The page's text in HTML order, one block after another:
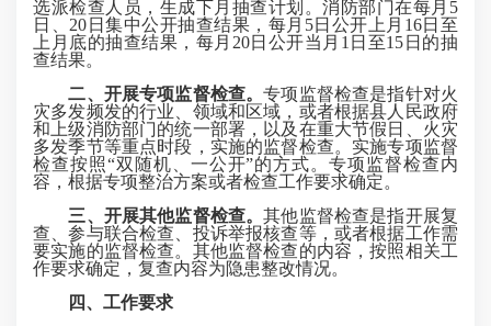
选派检查人员，生成下月抽查计划。消防部门在每月5
日、20日集中公开抽查结果，每月5日公开上月16日至
上月底的抽查结果，每月20日公开当月1日至15日的抽
查结果。
二、开展专项监督检查。专项监督检查是指针对火
灾多发频发的行业、领域和区域，或者根据县人民政府
和上级消防部门的统一部署，以及在重大节假日、火灾
多发季节等重点时段，实施的监督检查。实施专项监督
检查按照“双随机、一公开”的方式。专项监督检查内
容，根据专项整治方案或者检查工作要求确定。
三、开展其他监督检查。其他监督检查是指开展复
查、参与联合检查、投诉举报核查等，或者根据工作需
要实施的监督检查。其他监督检查的内容，按照相关工
作要求确定，复查内容为隐患整改情况。
四、工作要求